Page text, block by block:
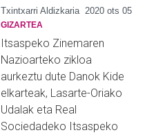
Txintxarri Aldizkaria 2020 ots 05
GIZARTEA
Itsaspeko Zinemaren
Nazioarteko zikloa
aurkeztu dute Danok Kide
elkarteak, Lasarte-Oriako
Udalak eta Real
Sociedadeko Itsaspeko